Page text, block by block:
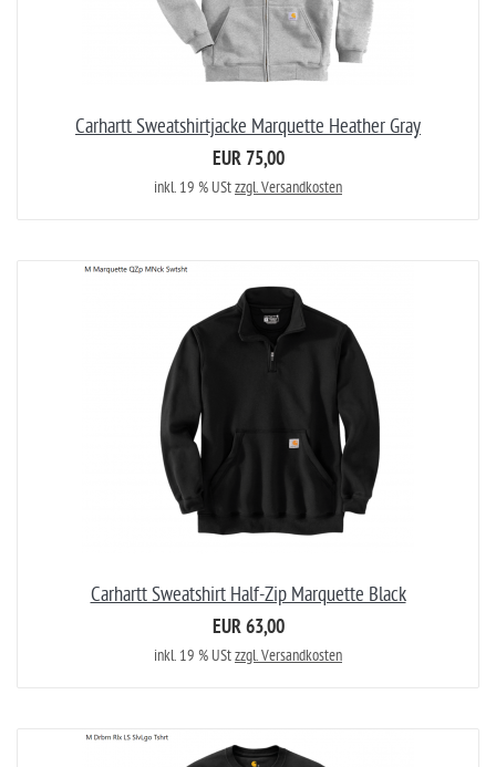
Carhartt Sweatshirtjacke Marquette Heather Gray
EUR 75,00
inkl. 19 % UStzzgl. Versandkosten
Carhartt Sweatshirt Half-Zip Marquette Black
EUR 63,00
inkl. 19 % UStzzgl. Versandkosten